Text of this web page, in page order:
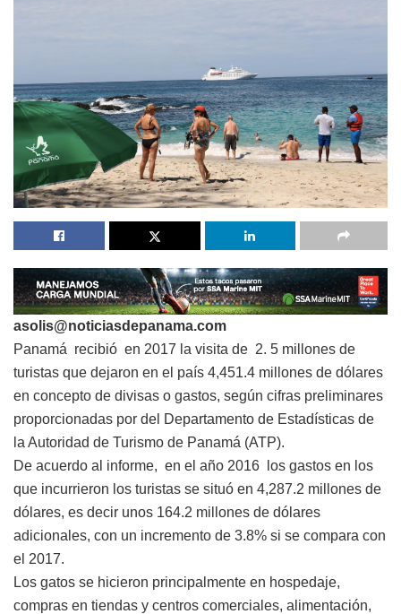
asolis@noticiasdepanama.com
Panamá recibió en 2017 la visita de 2. 5 millones de
turistas que dejaron en el país 4,451.4 millones de dólares
en concepto de divisas o gastos, según cifras preliminares
proporcionadas por del Departamento de Estadísticas de
la Autoridad de Turismo de Panamá (ATP).
De acuerdo al informe, en el año 2016 los gastos en los
que incurrieron los turistas se situó en 4,287.2 millones de
dólares, es decir unos 164.2 millones de dólares
adicionales, con un incremento de 3.8% si se compara con
el 2017.
Los gatos se hicieron principalmente en hospedaje,
compras en tiendas y centros comerciales, alimentación,